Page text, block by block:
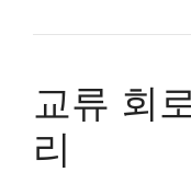
교류 회
리